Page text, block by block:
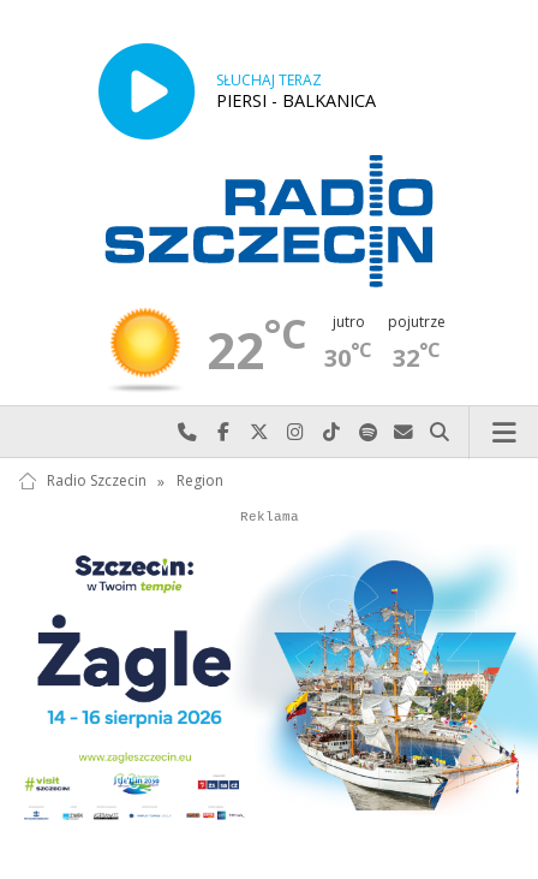
SŁUCHAJ TERAZ
PIERSI - BALKANICA
22°C jutro
30°C
pojutrze
32°C
Najlepiej po prostu do nas zadzwoń
Odwiedź nas na Facebook-u
Odwiedź nas na X
Odwiedź nas na Instagram-ie
Odwiedź nas na TikTok-u
Szukaj nas na Spotify
Wyślij do nas
Szukaj
Radio Szczecin » Region
Autopromocja
Reklama